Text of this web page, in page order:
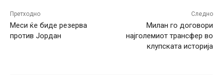
Претходно
Меси ќе биде резерва
против Јордан
Следно
Милан го договори
најголемиот трансфер во
клупската историја